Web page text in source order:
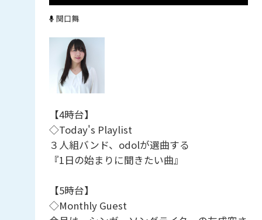
関口舞
【4時台】
◇Today's Playlist
３人組バンド、odolが選曲する
『1日の始まりに聞きたい曲』
【5時台】
◇Monthly Guest